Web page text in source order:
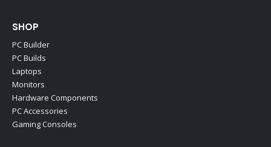
SHOP
PC Builder
PC Builds
Laptops
Monitors
Hardware Components
PC Accessories
Gaming Consoles